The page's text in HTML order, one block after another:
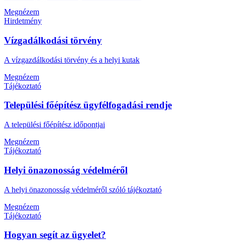
Megnézem
Hirdetmény
Vízgadálkodási törvény
A vízgazdálkodási törvény és a helyi kutak
Megnézem
Tájékoztató
Települési főépítész ügyfélfogadási rendje
A települési főépítész időpontjai
Megnézem
Tájékoztató
Helyi önazonosság védelméről
A helyi önazonosság védelméről szóló tájékoztató
Megnézem
Tájékoztató
Hogyan segít az ügyelet?